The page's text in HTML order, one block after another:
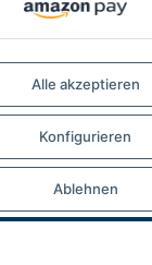
Alle akzeptieren
Konfigurieren
Ablehnen